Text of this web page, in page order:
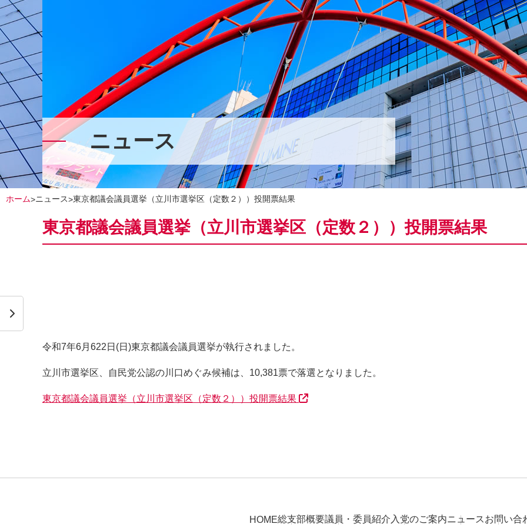
ニュース
ホーム>ニュース>東京都議会議員選挙（立川市選挙区（定数２））投開票結果
東京都議会議員選挙（立川市選挙区（定数２））投開票結果
令和7年6月622日(日)東京都議会議員選挙が執行されました。
立川市選挙区、自民党公認の川口めぐみ候補は、10,381票で落選となりました。
東京都議会議員選挙（立川市選挙区（定数２））投開票結果
HOME総支部概要議員・委員紹介 入党のご案内ニュースお問い合